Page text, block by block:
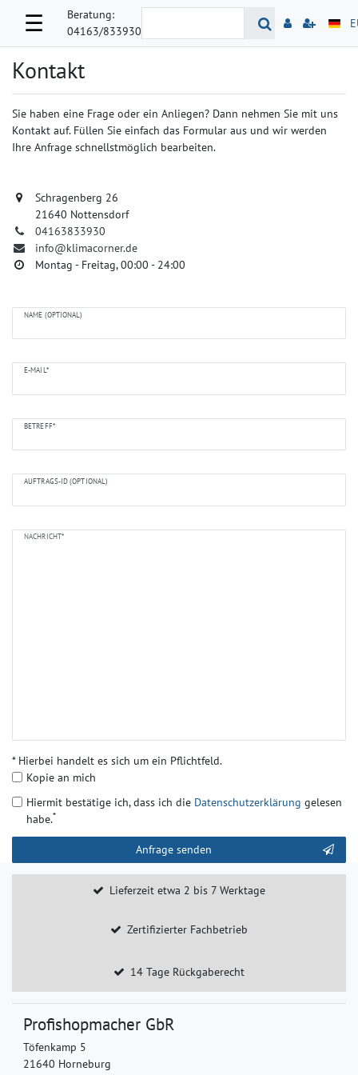
☰
Beratung:
04163/833930
Kontakt
Sie haben eine Frage oder ein Anliegen? Dann nehmen Sie mit uns
Kontakt auf. Füllen Sie einfach das Formular aus und wir werden
Ihre Anfrage schnellstmöglich bearbeiten.
Schragenberg 26
21640 Nottensdorf
04163833930
info@klimacorner.de
Montag - Freitag, 00:00 - 24:00
NAME (OPTIONAL)
E-MAIL*
BETREFF*
AUFTRAGS-ID (OPTIONAL)
NACHRICHT*
* Hierbei handelt es sich um ein Pflichtfeld.
Kopie an mich
Hiermit bestätige ich, dass ich die Daten­schutz­erklärung gelesen
habe.*
Honig
Anfrage senden
Lieferzeit etwa 2 bis 7 Werktage
Zertifizierter Fachbetrieb
14 Tage Rückgaberecht
Profishopmacher GbR
Töfenkamp 5
21640 Horneburg